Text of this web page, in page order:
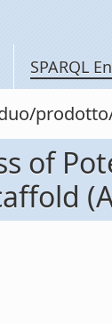
SPARQL
of